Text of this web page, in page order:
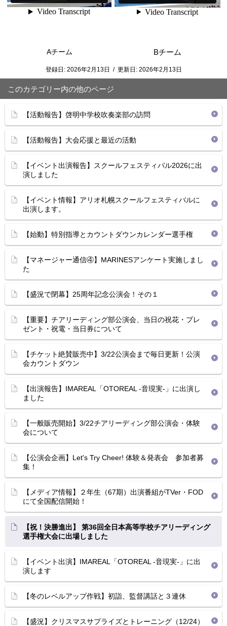
Aチーム Bチーム
登録日: 2026年2月13日 / 更新日: 2026年2月13日
このカテゴリー内の他のページ
【活動報告】啓明中学校吹奏楽部の訪問
【活動報告】大会応援と最近の活動
【イベント出演報告】スクールフェスティバル2026に出
演しました
【イベント情報】アリオ札幌スクールフェスティバルに
出演します。
【始動】特別指導とカウントダウンカレンダー選手権
【マネージャー通信④】MARINESアンケート実施しまし
た
【盛況で閉幕】25周年記念公演会！その１
【重要】チアリーディング部公演会、当日の祝花・プレ
ゼント・祝電・当日券について
【チケット絶賛販売中】3/22公演会まで毎日更新！公演
会カウントダウン
【出演報告】IMAREAL「OTOREAL -音現実-」に出演し
ました
【一般販売開始】3/22チアリーディング部公演会・体験
会について
【公演会企画】Let's Try Cheer! 体験＆発表会 参加者募
集！
【メディア情報】２年生（67期）出演番組がTVer・FOD
にて全国配信開始！
【祝！決勝進出】 第36回全日本高等学校チアリーディング
選手権大会に出場しました
【イベント出演】IMAREAL「OTOREAL -音現実-」に出
演します
【冬のレベルアップ作戦】初詣、監督講話と３連休
【盛況】クリスマスサプライズとトレーニング（12/24）